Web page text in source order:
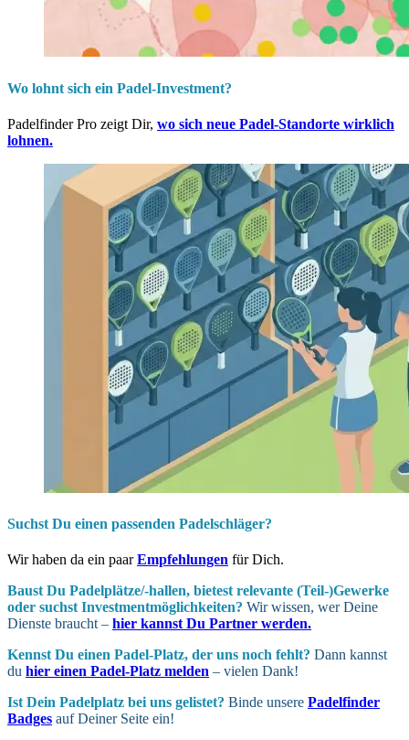
Wo lohnt sich ein Padel-Investment?
Padelfinder Pro zeigt Dir, wo sich neue Padel-Standorte wirklich
lohnen.
Suchst Du einen passenden Padelschläger?
Wir haben da ein paarEmpfehlungen für Dich.
Baust Du Padel­plätze/-hallen, bietest relevante (Teil-)Gewerke
oder suchst In­vest­ment­möglich­keiten? Wir wissen, wer Deine
Dienste braucht – hier kannst Du Partner werden.
Kennst Du einen Padel-Platz, der uns noch fehlt? Dann kannst
du hier einen Padel-Platz melden – vielen Dank!
Ist Dein Padel­platz bei uns gelistet? Binde unsere Padelfinder
Badges auf Deiner Seite ein!